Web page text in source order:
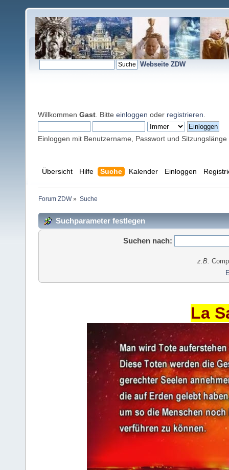
Webseite ZDW
Willkommen Gast . Bitte einloggen oder registrieren
Einloggen mit Benutzername, Passwort und Sitzungslänge
Übersicht Hilfe Suche Kalender Einloggen
Forum ZDW» Suche
Suchparameter festlegen
Suchen nach:
z.B.
La